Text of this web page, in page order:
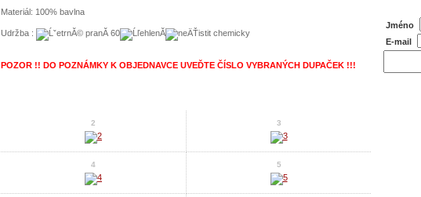
Materiál: 100% bavlna
Udržba :
POZOR !! DO POZNÁMKY K OBJEDNAVCE UVEĎTE ČÍSLO VYBRANÝCH DUPAČEK !!!
2 3
4 5
Jméno
E-mail